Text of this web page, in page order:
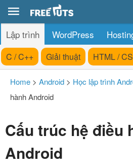
Lập trình WordPress
C / C++ Giải thuật HTML /
Home > Android > Học lập trình
hành Android
Cấu trúc hệ điều
Android